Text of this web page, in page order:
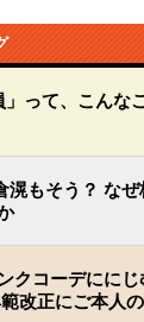
」って、こんな
滉もそう？ な
クコーデにに
改正にご本人